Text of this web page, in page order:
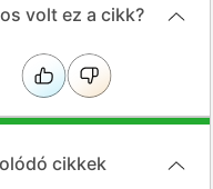
volt ez a cikk?
cikkek